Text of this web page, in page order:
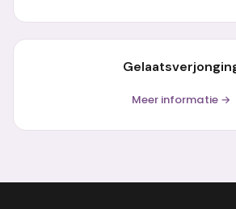
Meer informatie →